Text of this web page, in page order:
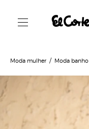
Moda mulher Moda banho